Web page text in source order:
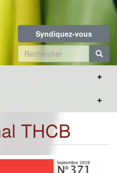
Syndiquez-vous
Formulaire
de
THCB